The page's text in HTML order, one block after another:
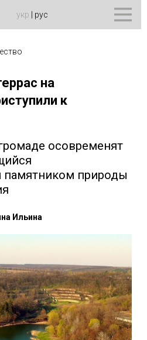
укр рус
на
к
осовременят
памятником природы
Ильина